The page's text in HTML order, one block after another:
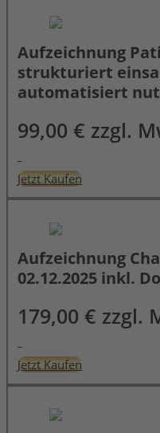
Aufzeichnung
strukturiert
automatisiert
99,00 € zzgl.
Jetzt Kaufen
Aufzeichnung
02.12.2025 inkl.
179,00 € zzgl.
Jetzt Kaufen